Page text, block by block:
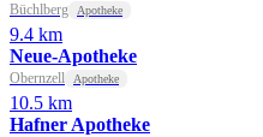
Büchlberg Apotheke
9.4 km
Neue-Apotheke
Obernzell Apotheke
10.5 km
Hafner Apotheke